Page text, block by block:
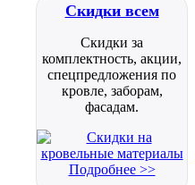
Скидки всем
Скидки за
комплектность, акции,
спецпредложения по
кровле, заборам,
фасадам.
Подробнее >>